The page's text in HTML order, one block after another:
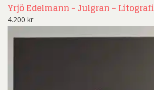
Yrjö Edelmann – Julgran – Litografi
4.200 kr